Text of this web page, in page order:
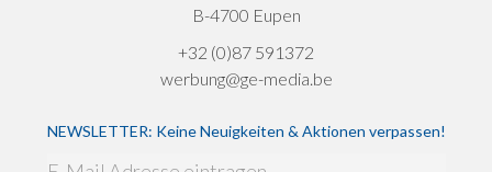
B-4700 Eupen
+32 (0)87 591372
werbung@ge-media.be
NEWSLETTER: Keine Neuigkeiten & Aktionen verpassen!